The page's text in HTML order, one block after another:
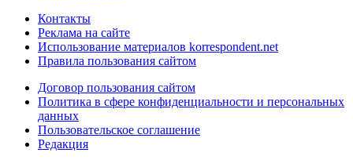
Контакты
Реклама на сайте
Использование материалов korrespondent.net
Правила пользования сайтом
Договор пользования сайтом
Политика в сфере конфиденциальности и персональных
данных
Пользовательское соглашение
Редакция